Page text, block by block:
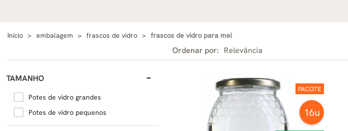
Início embalagem frascos de vidro frascos de vidro para mel
TAMANHO
Potes de vidro grandes
Potes de vidro pequenos
Ordenar por: Relevância
PACOTE
16u